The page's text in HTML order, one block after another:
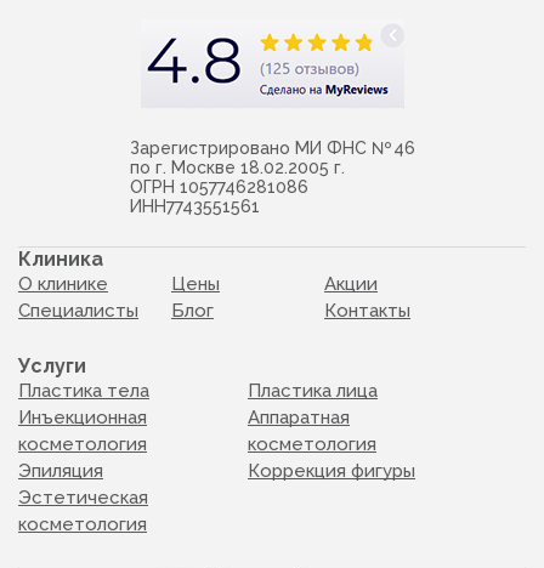
Зарегистрировано МИ ФНС № 46
по г. Москве 18.02.2005 г.
ОГРН 1057746281086
ИНН7743551561
Клиника
О клинике Цены
Акции
Специалисты
Блог Контакты
Услуги
Пластика тела
Пластика лица
Инъекционная
косметология
Аппаратная
косметология
Эпиляция
Коррекция фигуры
Эстетическая
косметология